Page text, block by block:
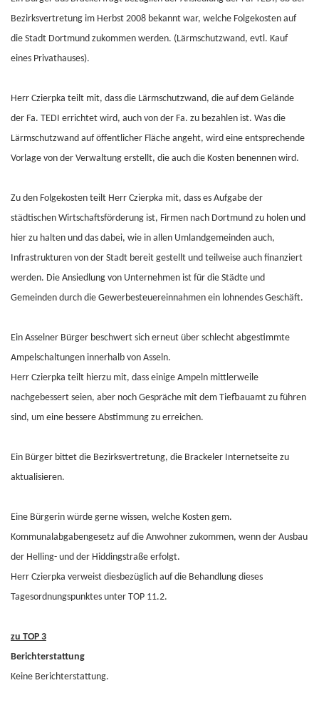
Bezirksvertretung im Herbst 2008 bekannt war, welche Folgekosten auf
die Stadt Dortmund zukommen werden. (Lärmschutzwand, evtl. Kauf
eines Privathauses).
Herr Czierpka teilt mit, dass die Lärmschutzwand, die auf dem Gelände
der Fa. TEDI errichtet wird, auch von der Fa. zu bezahlen ist. Was die
Lärmschutzwand auf öffentlicher Fläche angeht, wird eine entsprechende
Vorlage von der Verwaltung erstellt, die auch die Kosten benennen wird.
Zu den Folgekosten teilt Herr Czierpka mit, dass es Aufgabe der
städtischen Wirtschaftsförderung ist, Firmen nach Dortmund zu holen und
hier zu halten und das dabei, wie in allen Umlandgemeinden auch,
Infrastrukturen von der Stadt bereit gestellt und teilweise auch finanziert
werden. Die Ansiedlung von Unternehmen ist für die Städte und
Gemeinden durch die Gewerbesteuereinnahmen ein lohnendes Geschäft.
Ein Asselner Bürger beschwert sich erneut über schlecht abgestimmte
Ampelschaltungen innerhalb von Asseln.
Herr Czierpka teilt hierzu mit, dass einige Ampeln mittlerweile
nachgebessert seien, aber noch Gespräche mit dem Tiefbauamt zu führen
sind, um eine bessere Abstimmung zu erreichen.
Ein Bürger bittet die Bezirksvertretung, die Brackeler Internetseite zu
aktualisieren.
Eine Bürgerin würde gerne wissen, welche Kosten gem.
Kommunalabgabengesetz auf die Anwohner zukommen, wenn der Ausbau
der Helling- und der Hiddingstraße erfolgt.
Herr Czierpka verweist diesbezüglich auf die Behandlung dieses
Tagesordnungspunktes unter TOP 11.2.
zu TOP 3
Berichterstattung
Keine Berichterstattung.